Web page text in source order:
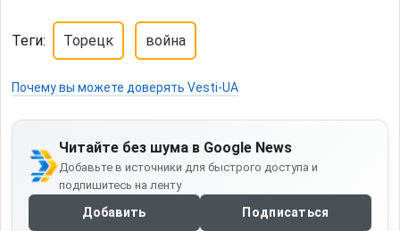
Теги: Торецк война
Почему вы можете доверять Vesti-UA
Читайте без шума в Google News
Добавьте в источники для быстрого доступа и
подпишитесь на ленту
Добавить Подписаться